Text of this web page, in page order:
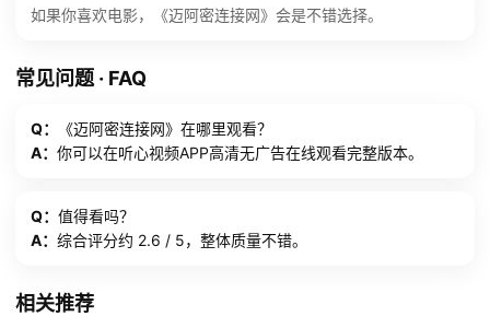
如果你喜欢电影，《迈阿密连接网》会是不错选择。
常见问题 · FAQ
Q：
《迈阿密连接网》在哪里观看？
A： 你可以在听心视频APP高清无广告在线观看完整版本。
Q： 值得看吗？
A： 综合评分约 2.6 / 5，整体质量不错。
相关推荐